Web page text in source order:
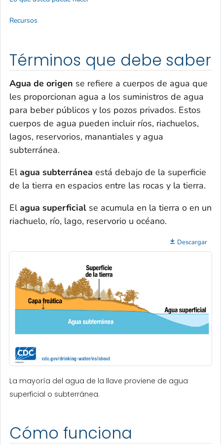
Términos que debe saber
Agua de origen se refiere a cuerpos de agua que
les proporcionan agua a los suministros de agua
para beber públicos y los pozos privados. Estos
cuerpos de agua pueden incluir ríos, riachuelos,
lagos, reservorios, manantiales y agua
subterránea.
Elagua subterránea está debajo de la superficie
de la tierra en espacios entre las rocas y la tierra.
Elagua superficial se acumula en la tierra o en un
riachuelo, río, lago, reservorio u océano.
Descargar
La mayoría del agua de la llave proviene de agua
superficial o subterránea.
Cómo funciona
Recursos